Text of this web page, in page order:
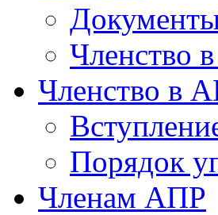
Членство
Членство в
Порядок
Членам АПР